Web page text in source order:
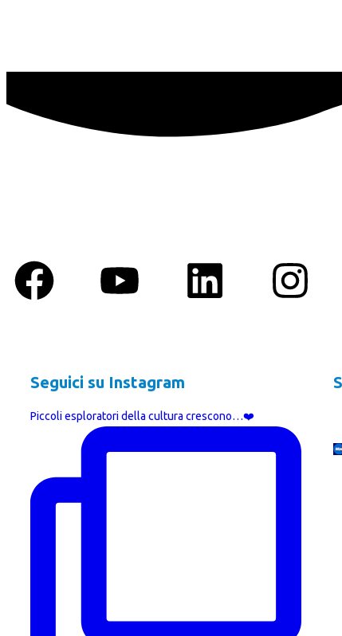
Seguici su Instagram
Piccoli esploratori della cultura crescono…❤️